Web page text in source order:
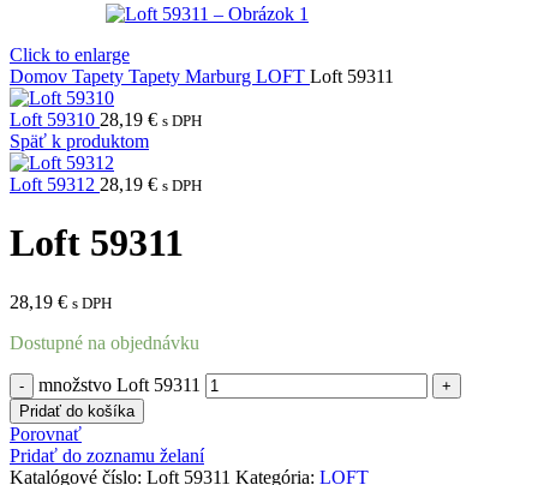
Click to enlarge
Domov Tapety Tapety Marburg LOFT Loft 59311
Loft 59310 28,19 € s DPH
Späť k produktom
Loft 59312 28,19 € s DPH
Loft 59311
28,19 € s DPH
Dostupné na objednávku
množstvo Loft 59311
Pridať do košíka
Porovnať
Pridať do zoznamu želaní
Katalógové číslo: Loft 59311 Kategória: LOFT